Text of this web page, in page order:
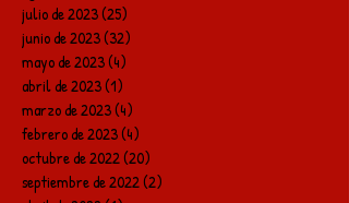
julio de 2023(25)
junio de 2023(32)
mayo de 2023(4)
abril de 2023(1)
marzo de 2023(4)
febrero de 2023(4)
octubre de 2022(20)
septiembre de 2022(2)